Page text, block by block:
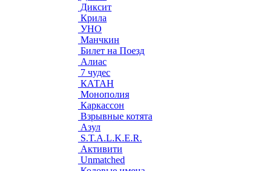
Диксит
Крила
УНО
Манчкин
Билет на Поезд
Алиас
7 чудес
КАТАН
Монополия
Каркассон
Взрывные котята
Азул
S.T.A.L.K.E.R.
Активити
Unmatched